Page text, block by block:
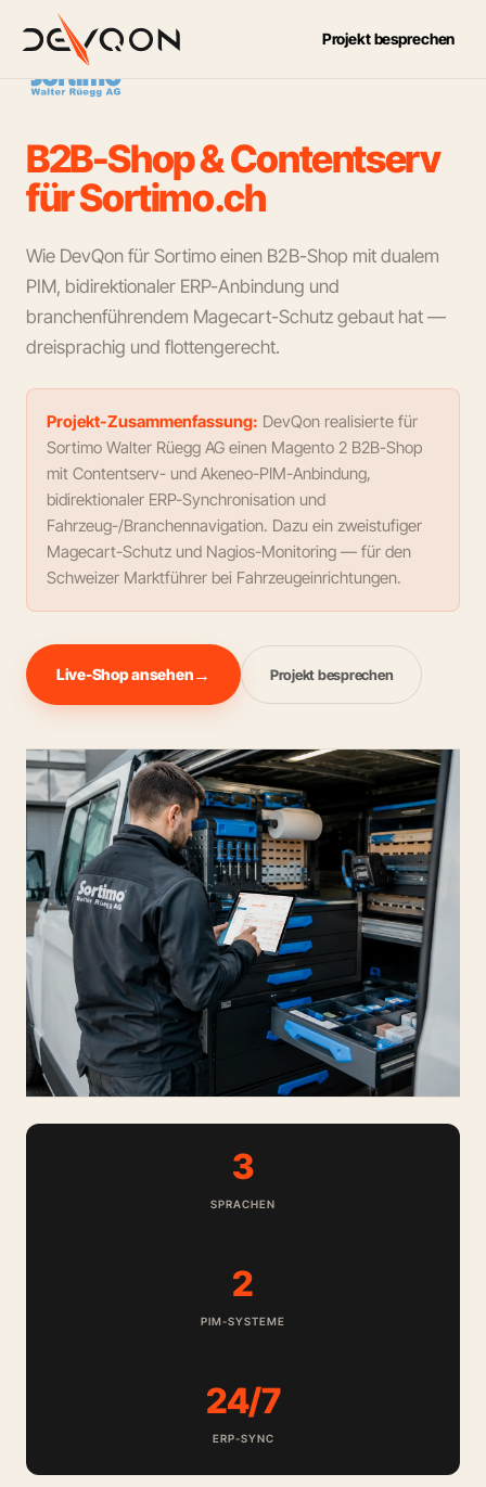
Projekt besprechen
B2B-Shop&Contentserv
fürSortimo.ch
Wie DevQon für Sortimo einen B2B-Shop mit dualem
PIM, bidirektionaler ERP-Anbindung und
branchenführendem Magecart-Schutz gebaut hat —
dreisprachig und flottengerecht.
Projekt-Zusammenfassung: DevQon realisierte für
Sortimo Walter Rüegg AG einen Magento 2 B2B-Shop
mit Contentserv- und Akeneo-PIM-Anbindung,
bidirektionaler ERP-Synchronisation und
Fahrzeug-/Branchennavigation. Dazu ein zweistufiger
Magecart-Schutz und Nagios-Monitoring — für den
Schweizer Marktführer bei Fahrzeugeinrichtungen.
Live-Shop ansehen Projekt besprechen
3
SPRACHEN
2
PIM-SYSTEME
24/7
ERP-SYNC